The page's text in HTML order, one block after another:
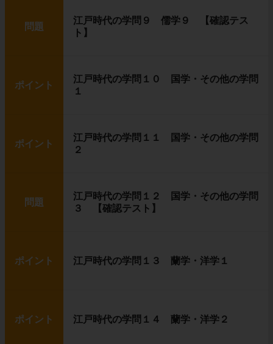
問題
江戸時代の学問９ 儒学９ 【確認テス
ト】
ポイント
江戸時代の学問１０ 国学・その他の学問
１
ポイント
江戸時代の学問１１ 国学・その他の学問
２
問題
江戸時代の学問１２ 国学・その他の学問
３ 【確認テスト】
ポイント 江戸時代の学問１３ 蘭学・洋学１
ポイント 江戸時代の学問１４ 蘭学・洋学２